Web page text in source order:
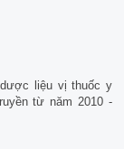
liệu vị thuốc y
từ năm 2010 -